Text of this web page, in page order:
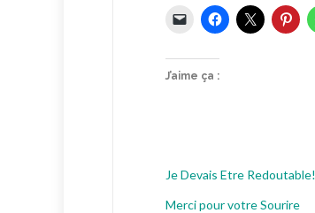
J’aime ça :
Je Devais Etre Redoutable!
Merci pour votre Sourire